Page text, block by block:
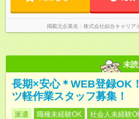
掲載元企業名 株式会社綜合キャリア
未読
長期×安心＊WEB登録OK
ツ軽作業スタッフ募集！
派遣 職種未経験OK 社会人未経験